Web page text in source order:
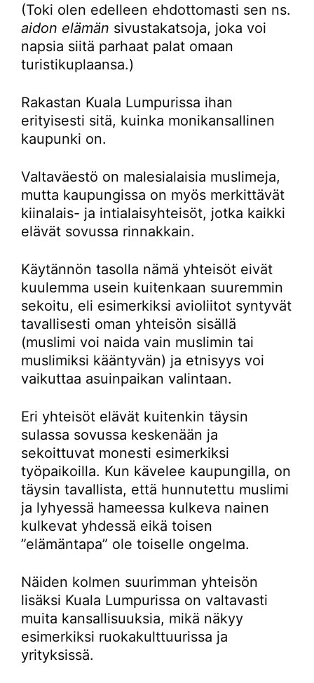
(Toki olen edelleen ehdottomasti sen ns.
aidon elämän sivustakatsoja, joka voi
napsia siitä parhaat palat omaan
turistikuplaansa.)
Rakastan Kuala Lumpurissa ihan
erityisesti sitä, kuinka monikansallinen
kaupunki on.
Valtaväestö on malesialaisia muslimeja,
mutta kaupungissa on myös merkittävät
kiinalais- ja intialaisyhteisöt, jotka kaikki
elävät sovussa rinnakkain.
Käytännön tasolla nämä yhteisöt eivät
kuulemma usein kuitenkaan suuremmin
sekoitu, eli esimerkiksi avioliitot syntyvät
tavallisesti oman yhteisön sisällä
(muslimi voi naida vain muslimin tai
muslimiksi kääntyvän) ja etnisyys voi
vaikuttaa asuinpaikan valintaan.
Eri yhteisöt elävät kuitenkin täysin
sulassa sovussa keskenään ja
sekoittuvat monesti esimerkiksi
työpaikoilla. Kun kävelee kaupungilla, on
täysin tavallista, että hunnutettu muslimi
ja lyhyessä hameessa kulkeva nainen
kulkevat yhdessä eikä toisen
”elämäntapa” ole toiselle ongelma.
Näiden kolmen suurimman yhteisön
lisäksi Kuala Lumpurissa on valtavasti
muita kansallisuuksia, mikä näkyy
esimerkiksi ruokakulttuurissa ja
yrityksissä.